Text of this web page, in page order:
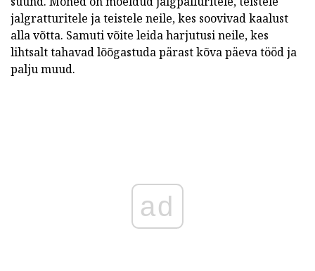
jalgratturitele ja teistele neile, kes soovivad kaalust
alla võtta. Samuti võite leida harjutusi neile, kes
lihtsalt tahavad lõõgastuda pärast kõva päeva tööd ja
palju muud.
ad